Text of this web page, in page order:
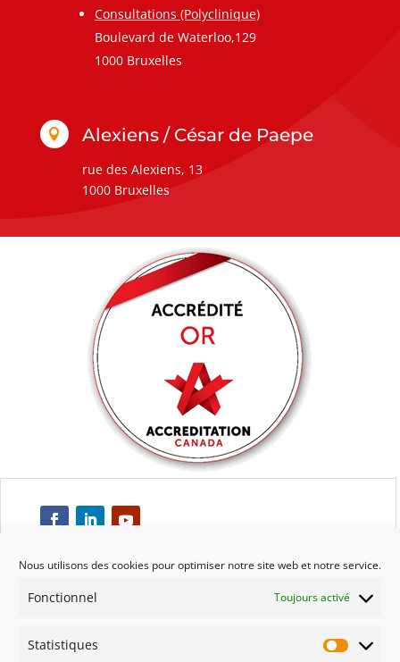
Nous utilisons des cookies pour optimiser notre site web et notre service.
Fonctionnel Toujours activé
Statistiques
Consultations (Polyclinique)
Boulevard de Waterloo,129
1000 Bruxelles
 Alexiens / César de Paepe
rue des Alexiens, 13
1000 Bruxelles
Respect
Engagement